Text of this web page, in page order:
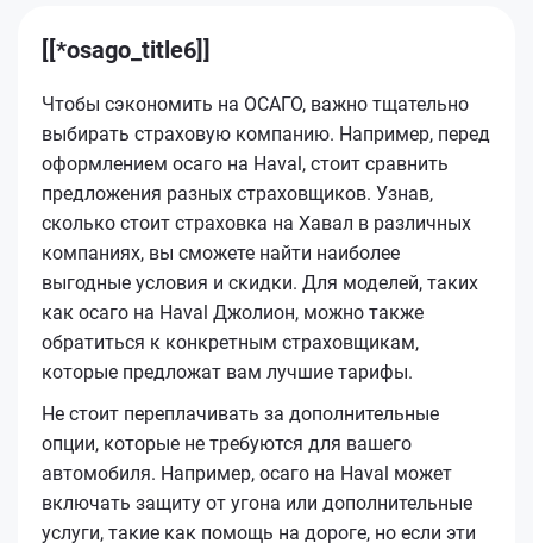
[[*osago_title6]]
Чтобы сэкономить на ОСАГО, важно тщательно
выбирать страховую компанию. Например, перед
оформлением осаго на Haval, стоит сравнить
предложения разных страховщиков. Узнав,
сколько стоит страховка на Хавал в различных
компаниях, вы сможете найти наиболее
выгодные условия и скидки. Для моделей, таких
как осаго на Haval Джолион, можно также
обратиться к конкретным страховщикам,
которые предложат вам лучшие тарифы.
Не стоит переплачивать за дополнительные
опции, которые не требуются для вашего
автомобиля. Например, осаго на Haval может
включать защиту от угона или дополнительные
услуги, такие как помощь на дороге, но если эти